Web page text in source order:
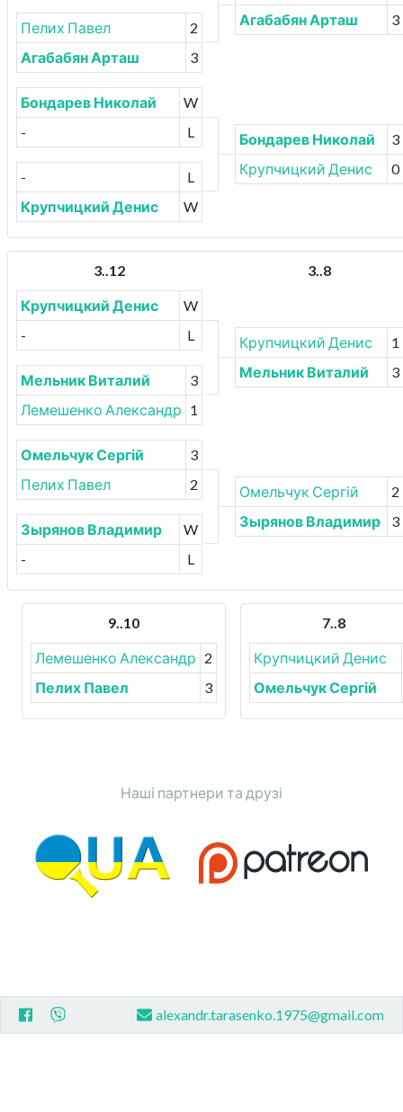
Пелих Павел
2
Агабабян Арташ
3
Бондарев Николай
W
-
L
-
L
Крупчицкий Денис
W
Агабабян Арташ
3
Бондарев Николай
3
Крупчицкий Денис
0
3..12 3..8
Крупчицкий Денис
W
-
L
Мельник Виталий
3
Лемешенко Александр 1
Омельчук Сергій
3
Пелих Павел
2
Зырянов Владимир
W
-
L
Крупчицкий Денис
1
Мельник Виталий
3
Омельчук Сергій
2
Зырянов Владимир
3
9..10
Лемешенко Александр 2
Пелих Павел
3
7..8
Крупчицкий Денис
Омельчук Сергій
Наші партнери та друзі
alexandr.tarasenko.1975@gmail.com